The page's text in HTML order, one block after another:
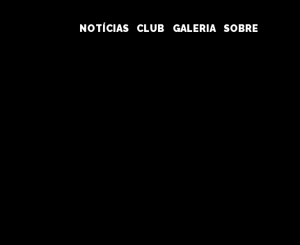
NOTÍCIAS CLUB GALERIA SOBRE